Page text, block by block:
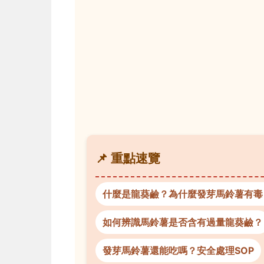
📌 重點速覽
什麼是龍葵鹼？為什麼發芽馬鈴薯有
如何辨識馬鈴薯是否含有過量龍葵鹼？
發芽馬鈴薯還能吃嗎？安全處理SOP